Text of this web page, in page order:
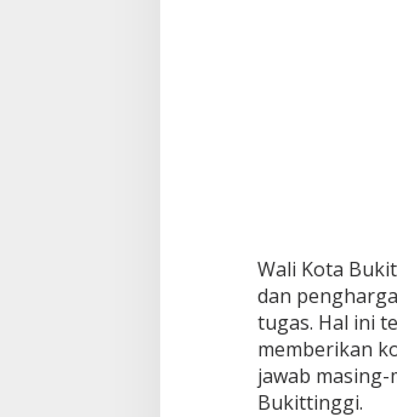
Wali Kota
dan
tugas. Hal ini
memberikan
jawab
Bukittinggi.